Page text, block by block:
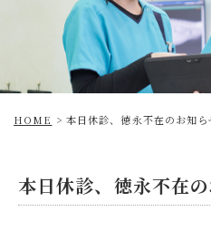
HOME > 本日休診、徳永不在のお知ら
本日休診、徳永不在